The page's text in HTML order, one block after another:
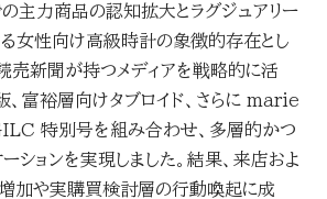
の主力商品の認知拡大とラグジュアリー
る女性向け高級時計の象徴的存在とし
売新聞が持つメディアを戦略的に活
、富裕層向けタブロイド、さらに marie
特別号を組み合わせ、多層的かつ
ションを実現しました。結果、来店およ
加や実購買検討層の行動喚起に成